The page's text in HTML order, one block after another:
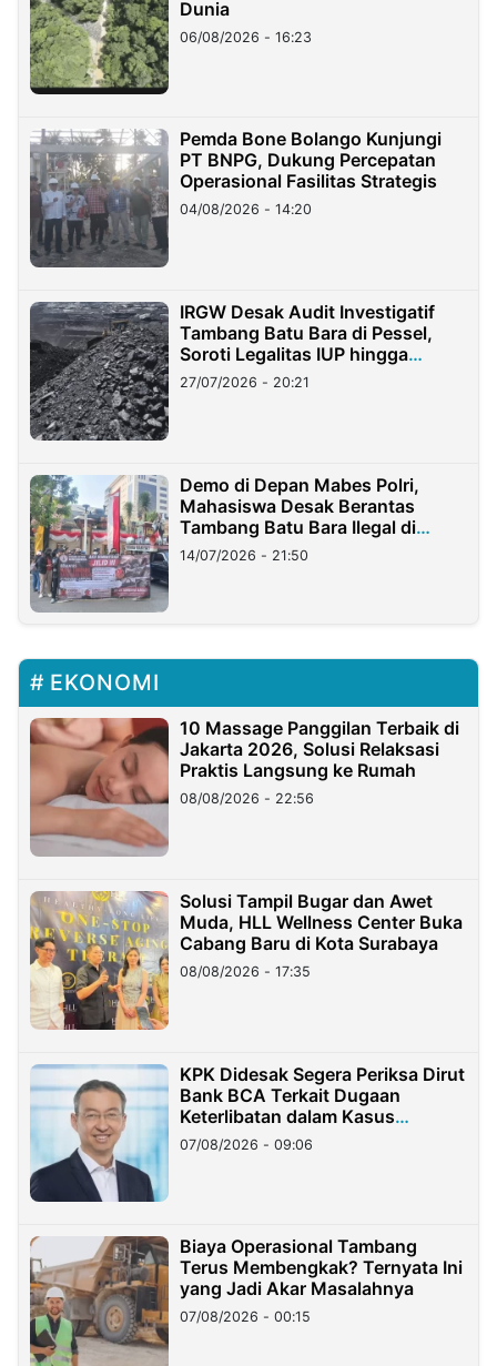
Dunia
06/08/2026 - 16:23
Pemda Bone Bolango Kunjungi
PT BNPG, Dukung Percepatan
Operasional Fasilitas Strategis
04/08/2026 - 14:20
IRGW Desak Audit Investigatif
Tambang Batu Bara di Pessel,
Soroti Legalitas IUP hingga
Stockpile
27/07/2026 - 20:21
Demo di Depan Mabes Polri,
Mahasiswa Desak Berantas
Tambang Batu Bara Ilegal di
Lampung
14/07/2026 - 21:50
EKONOMI
10 Massage Panggilan Terbaik di
Jakarta 2026, Solusi Relaksasi
Praktis Langsung ke Rumah
08/08/2026 - 22:56
Solusi Tampil Bugar dan Awet
Muda, HLL Wellness Center Buka
Cabang Baru di Kota Surabaya
08/08/2026 - 17:35
KPK Didesak Segera Periksa Dirut
Bank BCA Terkait Dugaan
Keterlibatan dalam Kasus
Hilangnya Dana Nasabah Rp2,58
Miliar
07/08/2026 - 09:06
Biaya Operasional Tambang
Terus Membengkak? Ternyata Ini
yang Jadi Akar Masalahnya
07/08/2026 - 00:15